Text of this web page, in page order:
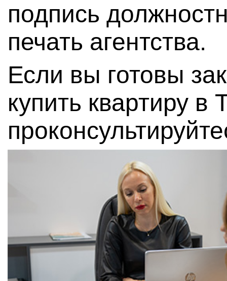
подпись
печать агентства.
Если вы готовы
купить квартиру в